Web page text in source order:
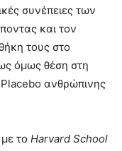
συνέπειες των
και τον
τους στο
όμως θέση στη
ανθρώπινης
το Harvard School